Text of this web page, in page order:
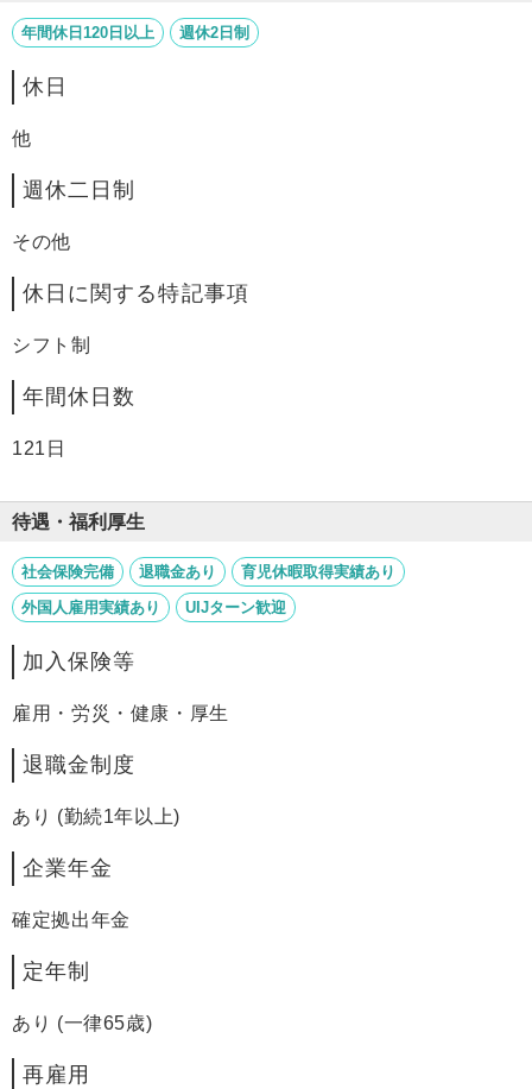
年間休日120日以上 週休2日制
休日
他
週休二日制
その他
休日に関する特記事項
シフト制
年間休日数
121日
待遇・福利厚生
社会保険完備 退職金あり
育児休暇取得実績あり
外国人雇用実績あり
UIJターン歓迎
加入保険等
雇用・労災・健康・厚生
退職金制度
あり (勤続1年以上)
企業年金
確定拠出年金
定年制
あり (一律65歳)
再雇用